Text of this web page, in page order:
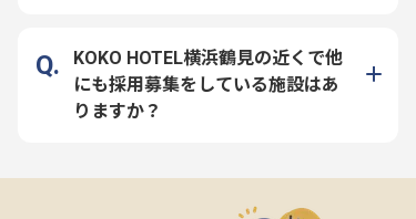
KOKO HOTEL横浜鶴見の近くで他
にも採用募集をしている施設はあ
りますか？